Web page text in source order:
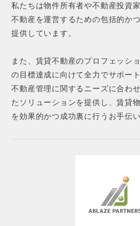
私たちは物件所有者や不動産投資
不動産を運営するための包括的か
提供しています。
また、賃貸不動産のプロフェッシ
の目標達成に向けて全力でサポー
不動産管理に関するニーズに合わ
たソリューションを提供し、賃貸
を効果的かつ成功裏に行うお手伝